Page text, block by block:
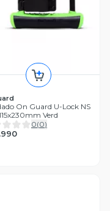
On Guard U-Lock NS
Verd
0(0)